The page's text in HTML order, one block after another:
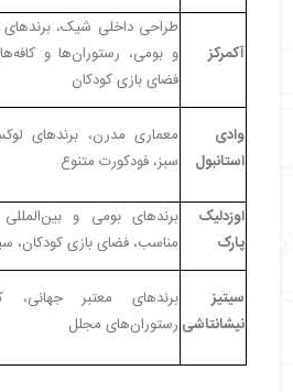
آکمرکز
طراحی داخلی شیک، برندهای
و بومی، رستوران‌ها و
فضای بازی کودکان
وادی
استانبول
معماری مدرن، برندهای
سبز، فودکورت متنوع
اوزدلیک
پارک
برندهای بومی و
مناسب، فضای بازی کودکان،
سیتیز
نیشانتاشی
برندهای معتبر جهانی،
رستوران‌های مجلل